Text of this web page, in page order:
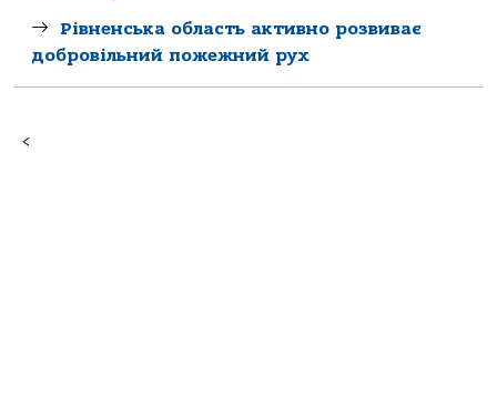
Рівненська область активно розвиває
добровільний пожежний рух
<